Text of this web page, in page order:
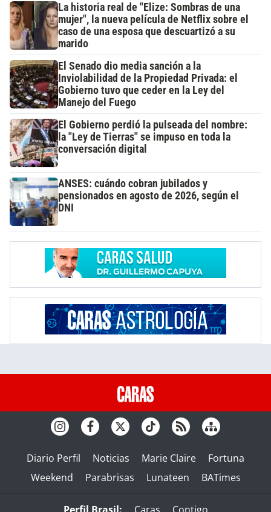
La historia real de "Elize: Sombras de una
mujer", la nueva película de Netflix sobre el
caso de una esposa que descuartizó a su
marido
El Senado dio media sanción a la
Inviolabilidad de la Propiedad Privada: el
Gobierno tuvo que ceder en la Ley del
Manejo del Fuego
El Gobierno perdió la pulseada del nombre:
la "Ley de Tierras" se impuso en toda la
conversación digital
ANSES: cuándo cobran jubilados y
pensionados en agosto de 2026, según el
DNI
Diario Perfil Noticias Marie Claire
Fortuna
Weekend
Parabrisas Lunateen BATimes